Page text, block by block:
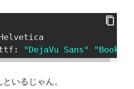
"DejaVu Sans" "Book"
いるじゃん。